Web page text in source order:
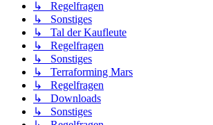
↳ Regelfragen
↳ Sonstiges
↳ Tal der Kaufleute
↳ Regelfragen
↳ Sonstiges
↳ Terraforming Mars
↳ Regelfragen
↳ Downloads
↳ Sonstiges